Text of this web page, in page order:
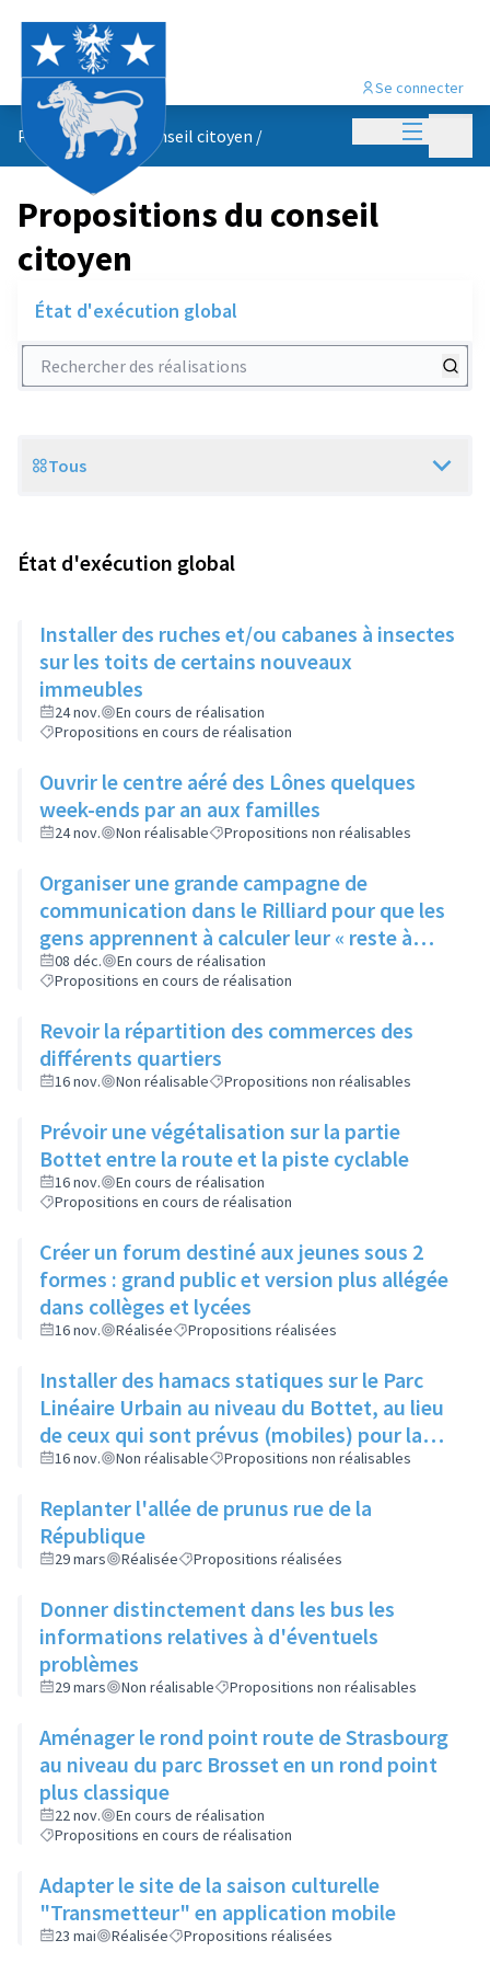
Menu
Se connecter
Propositions du conseil citoyen /
Propositions du conseil
citoyen
État d'exécution global
Rechercher des réalisations
Scope
Tous
État d'exécution global
Installer des ruches et/ou cabanes à insectes
sur les toits de certains nouveaux
immeubles
24 nov.
En cours de réalisation
Propositions en cours de réalisation
Ouvrir le centre aéré des Lônes quelques
week-ends par an aux familles
24 nov. Non réalisable Propositions non réalisables
Organiser une grande campagne de
communication dans le Rilliard pour que les
gens apprennent à calculer leur « reste à
vivre »
08 déc.
En cours de réalisation
Propositions en cours de réalisation
Revoir la répartition des commerces des
différents quartiers
16 nov. Non réalisable Propositions non réalisables
Prévoir une végétalisation sur la partie
Bottet entre la route et la piste cyclable
16 nov.
En cours de réalisation
Propositions en cours de réalisation
Créer un forum destiné aux jeunes sous 2
formes : grand public et version plus allégée
dans collèges et lycées
16 nov. Réalisée Propositions réalisées
Installer des hamacs statiques sur le Parc
Linéaire Urbain au niveau du Bottet, au lieu
de ceux qui sont prévus (mobiles) pour la
limiter la dangerosité
16 nov. Non réalisable Propositions non réalisables
Replanter l'allée de prunus rue de la
République
29 mars Réalisée Propositions réalisées
Donner distinctement dans les bus les
informations relatives à d'éventuels
problèmes
29 mars Non réalisable Propositions non réalisables
Aménager le rond point route de Strasbourg
au niveau du parc Brosset en un rond point
plus classique
22 nov.
En cours de réalisation
Propositions en cours de réalisation
Adapter le site de la saison culturelle
"Transmetteur" en application mobile
23 mai Réalisée Propositions réalisées